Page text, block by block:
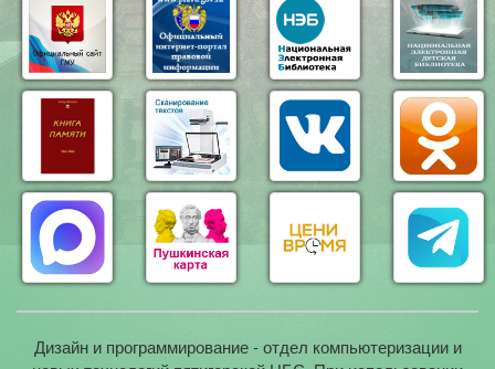
Дизайн и программирование - отдел компьютеризации и